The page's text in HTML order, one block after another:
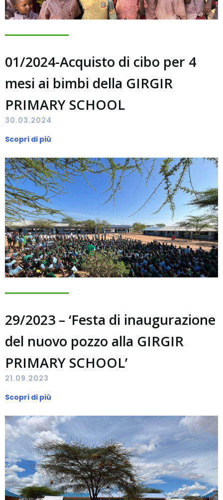
01/2024-Acquisto di cibo per 4
mesi ai bimbi della GIRGIR
PRIMARY SCHOOL
30.03.2024
Scopri di più
29/2023 – ‘Festa di inaugurazione
del nuovo pozzo alla GIRGIR
PRIMARY SCHOOL’
21.09.2023
Scopri di più